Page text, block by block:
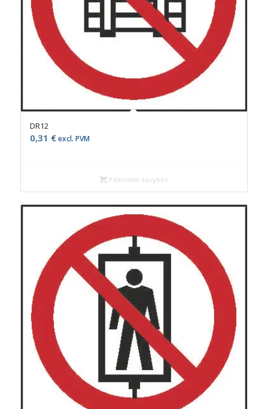
DR12
0,31 €excl. PVM
Pasirinkti savybes